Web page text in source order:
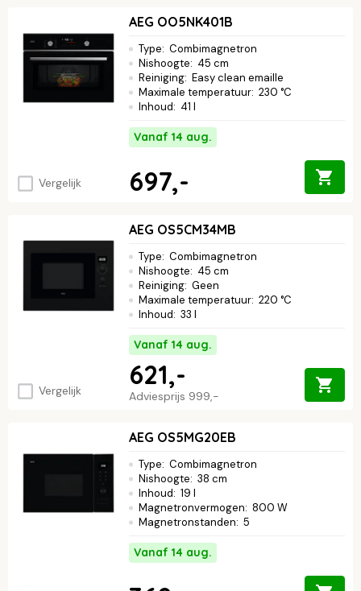
Vergelijk
AEG OO5NK401B
Type: Combimagnetron
Nishoogte: 45 cm
Reiniging: Easy clean emaille
Maximale temperatuur: 230 °C
Inhoud: 41 l
Vanaf 14 aug.
697,-
Vergelijk
AEG OS5CM34MB
Type: Combimagnetron
Nishoogte: 45 cm
Reiniging: Geen
Maximale temperatuur: 220 °C
Inhoud: 33 l
Vanaf 14 aug.
Adviesprijs 999,-
621,-
AEG OS5MG20EB
Type: Combimagnetron
Nishoogte: 38 cm
Inhoud: 19 l
Magnetronvermogen: 800 W
Magnetronstanden: 5
Vanaf 14 aug.